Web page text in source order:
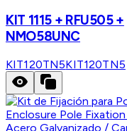
KIT 1115 + RFU505 +
NMO58UNC
KIT120TN5KIT120TN5